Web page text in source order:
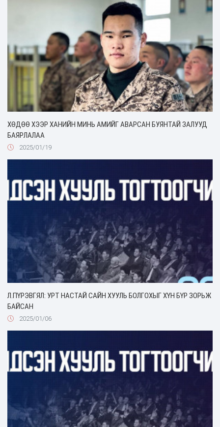
ХӨДӨӨ ХЭЭР ХАНИЙН МИНЬ АМИЙГ АВАРСАН БУЯНТАЙ ЗАЛУУД
БАЯРЛАЛАА
2025/01/19
Л.ПҮРЭВГЯЛ: УРТ НАСТАЙ САЙН ХУУЛЬ БОЛГОХЫГ ХҮН БҮР ЗОРЬЖ
БАЙСАН
2025/01/06